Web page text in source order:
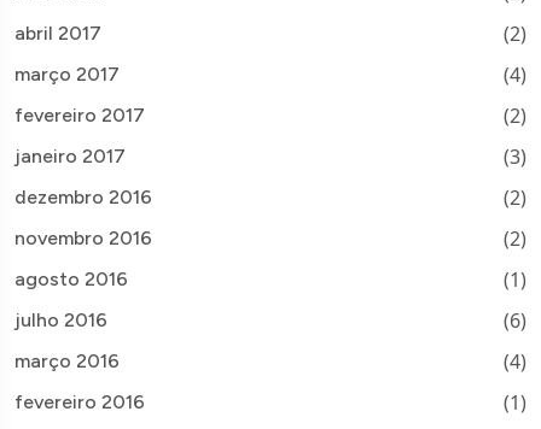
abril 2017 (2)
março 2017 (4)
fevereiro 2017 (2)
janeiro 2017 (3)
dezembro 2016 (2)
novembro 2016 (2)
agosto 2016 (1)
julho 2016 (6)
março 2016 (4)
fevereiro 2016 (1)